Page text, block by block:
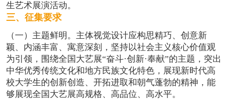
生艺术展演活动。
三、征集要求
（一）主题鲜明。主体视觉设计应构思精巧、创意新
颖、内涵丰富、寓意深刻，坚持以社会主义核心价值观
为引领，围绕全国大艺展“奋斗·创新·奉献”的主题，突出
中华优秀传统文化和地方民族文化特色，展现新时代高
校大学生的创新创造、开拓进取和朝气蓬勃的精神，能
够展现全国大艺展高规格、高品位、高水平。